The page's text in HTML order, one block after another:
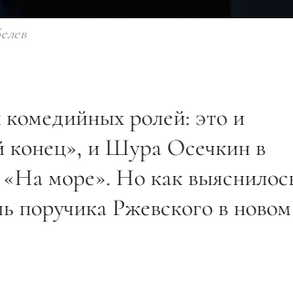
ролей: это и
конец», и Шура Осечкин в
море». Но как
поручика Ржевского в новом